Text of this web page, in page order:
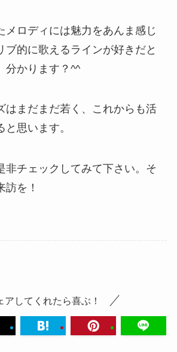
メロディには魅力をあんま感じ
ブ的に歌えるラインが好きだと
分かります？^^
はまだまだ若く、これからも活
思います。
非チェックしてみて下さい。そ
を！
アしてくれたら喜ぶ！